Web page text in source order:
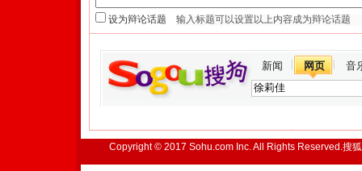
设为辩论话题
新闻 网页 音
Copyright © 2017 Sohu.com Inc. All Rights Reserved.搜